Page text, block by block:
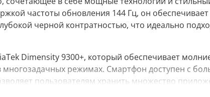
частоты обновления 144 Гц, он
черной контратностью, что идеально
Dimensity 9300+, который обеспечивает
многозадачных режимах. Смартфон доступен с
пользователям хранить множество